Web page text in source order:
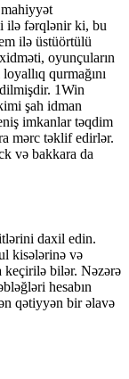
ilə fərqlənir ki, bu
ilə üstüörtülü
oyunçuların
qurmağını
1Win
şah idman
imkanlar təqdim
mərc təklif edirlər.
və bakkara da
daxil edin.
kisələrinə və
keçirilə bilər. Nəzərə
hesabın
qətiyyən bir əlavə